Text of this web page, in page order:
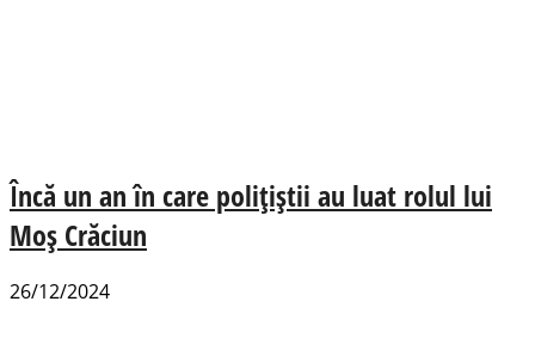
Încă un an în care polițiștii au luat rolul lui
Moș Crăciun
26/12/2024